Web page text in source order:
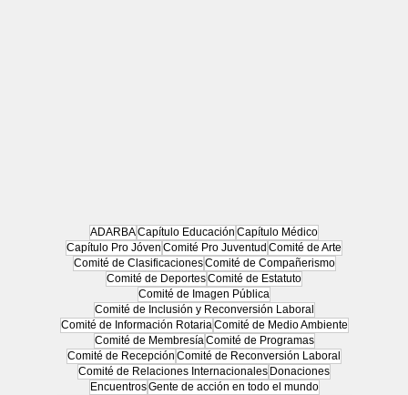
ADARBACapítulo Educación Capítulo Médico
Capítulo Pro Jóven Comité Pro Juventud Comité de Arte
Comité de ClasificacionesComité de Compañerismo
Comité de DeportesComité de Estatuto
Comité de Imagen Pública
Comité de Inclusión y Reconversión Laboral
Comité de Información RotariaComité de Medio Ambiente
Comité de MembresíaComité de Programas
Comité de Recepción Comité de Reconversión Laboral
Comité de Relaciones Internacionales Donaciones
EncuentrosGente de acción en todo el mundo